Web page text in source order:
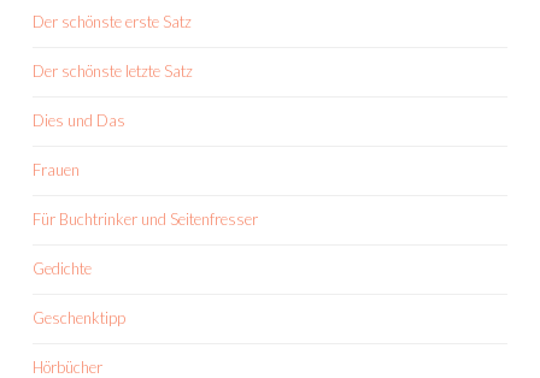
Der schönste erste Satz
Der schönste letzte Satz
Dies und Das
Frauen
Für Buchtrinker und Seitenfresser
Gedichte
Geschenktipp
Hörbücher